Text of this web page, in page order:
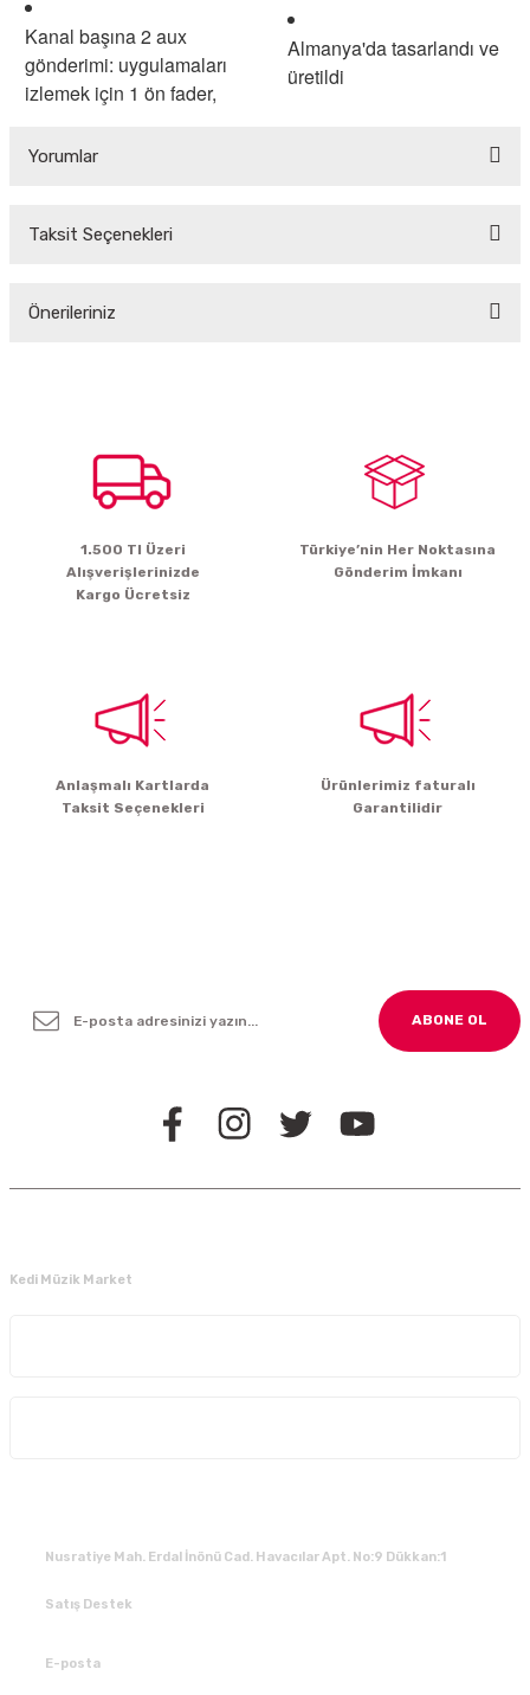
Kanal başına 2 aux
gönderimi: uygulamaları
izlemek için 1 ön fader,
Almanya'da tasarlandı ve
üretildi
Yorumlar
Taksit Seçenekleri
Önerileriniz
Ürün resmi kalitesiz, bozuk veya görüntülenemiyor.
Ürün fiyatı diğer sitelerden daha pahalı.
1.500 Tl Üzeri
Alışverişlerinizde
Kargo Ücretsiz
Türkiye’nin Her Noktasına
Gönderim İmkanı
Anlaşmalı Kartlarda
Taksit Seçenekleri
Ürünlerimiz faturalı
Garantilidir
ABONE OL
Kedi Müzik Market
Nusratiye Mah. Erdal İnönü Cad. Havacılar Apt. No:9 Dükkan:1
Satış Destek
E-posta